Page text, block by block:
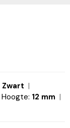
Zwart
Hoogte: 12 mm